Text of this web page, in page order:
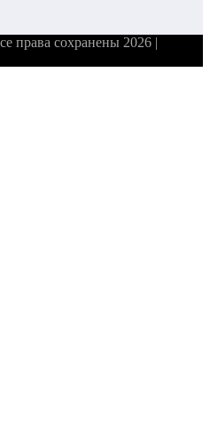
права сохранены 2026 |